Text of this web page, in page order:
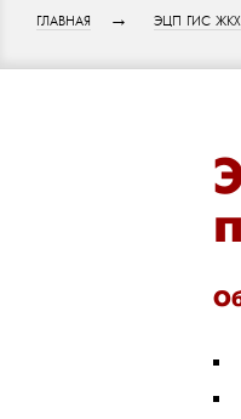
ГЛАВНАЯ ЭЦП ГИС